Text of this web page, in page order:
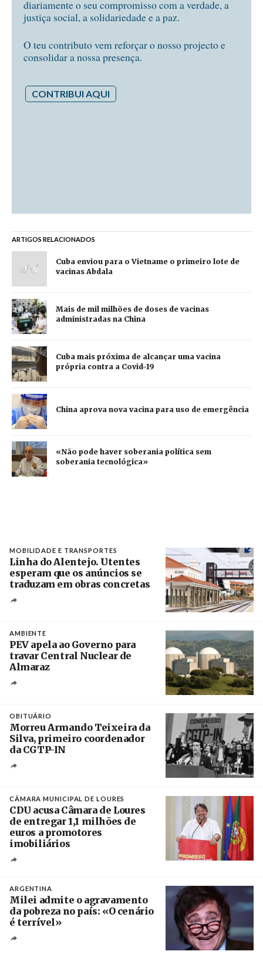
diariamente o seu compromisso com a verdade, a
justiça social, a solidariedade e a paz.
O teu contributo vem reforçar o nosso projecto e
consolidar a nossa presença.
CONTRIBUI AQUI
ARTIGOS RELACIONADOS
Cuba enviou para o Vietname o primeiro lote de
vacinas Abdala
Mais de mil milhões de doses de vacinas
administradas na China
Cuba mais próxima de alcançar uma vacina
própria contra a Covid-19
China aprova nova vacina para uso de emergência
«Não pode haver soberania política sem
soberania tecnológica»
MOBILIDADE E TRANSPORTES
Linha do Alentejo. Utentes
esperam que os anúncios se
traduzam em obras concretas
AMBIENTE
PEV apela ao Governo para
travar Central Nuclear de
Almaraz
OBITUÁRIO
Morreu Armando Teixeira da
Silva, primeiro coordenador
da CGTP-IN
CÂMARA MUNICIPAL DE LOURES
CDU acusa Câmara de Loures
de entregar 1,1 milhões de
euros a promotores
imobiliários
ARGENTINA
Milei admite o agravamento
da pobreza no país: «O cenário
é terrível»